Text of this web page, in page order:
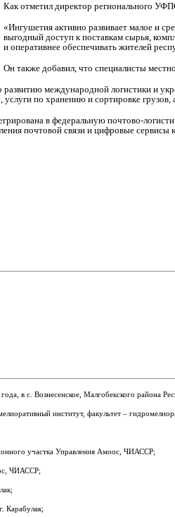
Как отметил директор регионального
«Ингушетия активно развивает малое и
выгодный доступ к поставкам сырья,
и оперативнее обеспечивать жителей
Он также добавил, что специалисты
международной логистики и
по хранению и сортировке грузов,
в федеральную почтово-
почтовой связи и цифровые сервисы
года, в с.Вознесенское, Малгобекского района
институт, факультет –
участка Управления Амоос, ЧИАССР;
ЧИАССР;
Карабулак;